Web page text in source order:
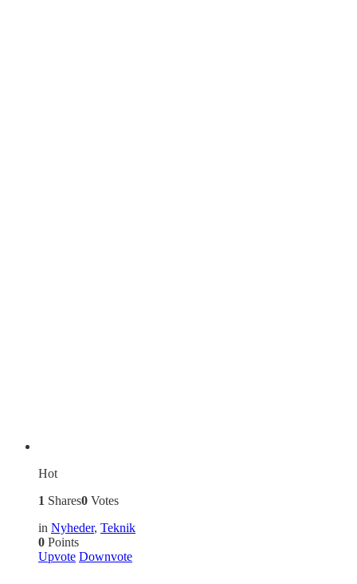
Hot
1 Shares0 Votes
in Nyheder, Teknik
0 Points
Upvote Downvote